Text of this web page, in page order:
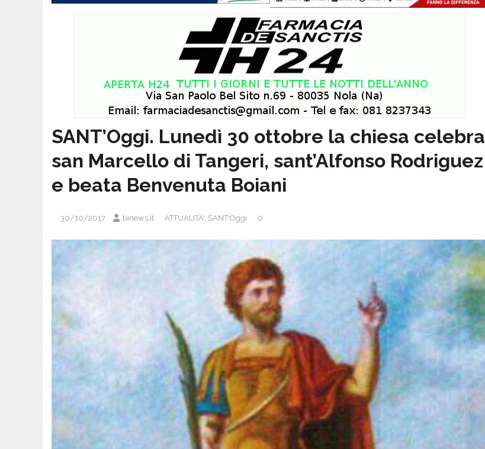
SANT’Oggi. Lunedì 30 ottobre la chiesa celebra
san Marcello di Tangeri, sant’Alfonso Rodriguez
e beata Benvenuta Boiani
30/10/2017 binews.it ATTUALITA', SANT'Oggi 0